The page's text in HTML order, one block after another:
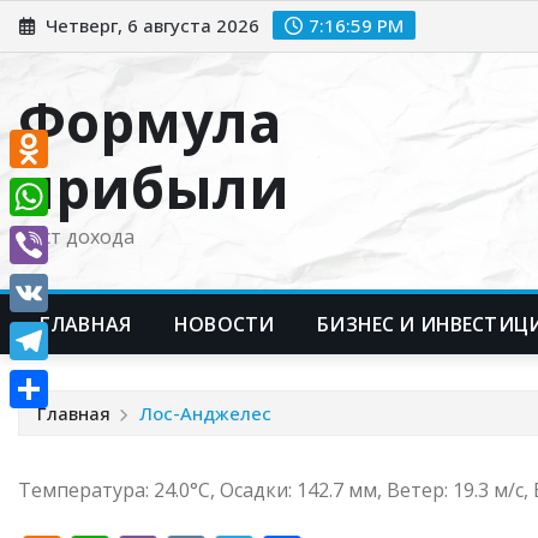
Перейти
к
Четверг, 6 августа 2026 7:17:00 PM
Формула
прибыли
Рост дохода
ГЛАВНАЯ НОВОСТИ БИЗНЕС И
Главная Лос-Анджелес
Температура: 24.0°C, Осадки: 142.7 мм, Ветер: 19.3 м/с,
Odnoklassniki
WhatsApp
Viber
VK
Telegram
Отправить